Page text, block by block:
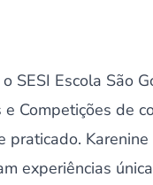
SESI Escola São
Competições de
praticado.
experiências